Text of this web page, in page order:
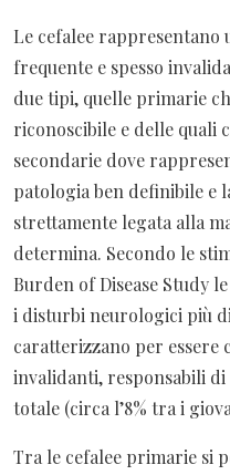
Le cefalee
frequente e spesso
due tipi, quelle primarie
riconoscibile e delle quali
secondarie dove
patologia ben definibile e
strettamente legata alla
determina. Secondo le
Burden of Disease Study
i disturbi neurologici più
caratterizzano per essere
invalidanti, responsabili di
totale (circa l’8% tra i
Tra le cefalee primarie si